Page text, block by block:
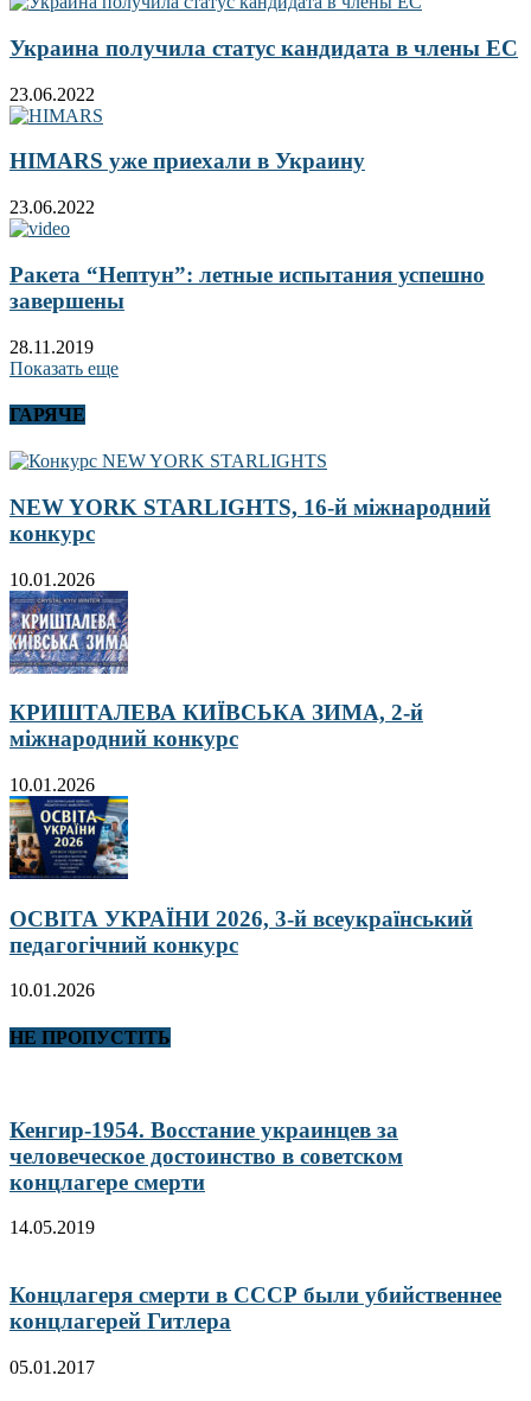
Украина получила статус кандидата в члены ЕС
23.06.2022
HIMARS уже приехали в Украину
23.06.2022
Ракета “Нептун”: летные испытания успешно
завершены
28.11.2019
Показать еще
ГАРЯЧЕ
NEW YORK STARLIGHTS, 16-й міжнародний
конкурс
10.01.2026
КРИШТАЛЕВА КИЇВСЬКА ЗИМА, 2-й
міжнародний конкурс
10.01.2026
ОСВІТА УКРАЇНИ 2026, 3-й всеукраїнський
педагогічний конкурс
10.01.2026
НЕ ПРОПУСТІТЬ
Кенгир-1954. Восстание украинцев за
человеческое достоинство в советском
концлагере смерти
14.05.2019
Концлагеря смерти в СССР были убийственнее
концлагерей Гитлера
05.01.2017